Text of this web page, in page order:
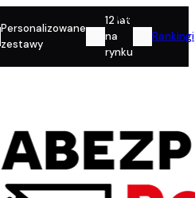
Personalizowane
zestawy
12 lat
na
rynku
Rankingi
Konto